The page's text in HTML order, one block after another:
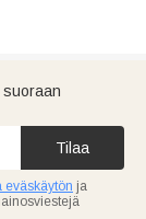
Tilaa
eväskäytön ja